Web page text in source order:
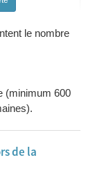
1 à 7
le nombre
(minimum 600
de la